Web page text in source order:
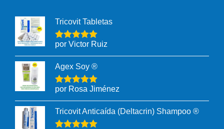
Tricovit Tabletas
por Victor Ruiz
Agex Soy ®
por Rosa Jiménez
Tricovit Anticaída (Deltacrin) Shampoo ®